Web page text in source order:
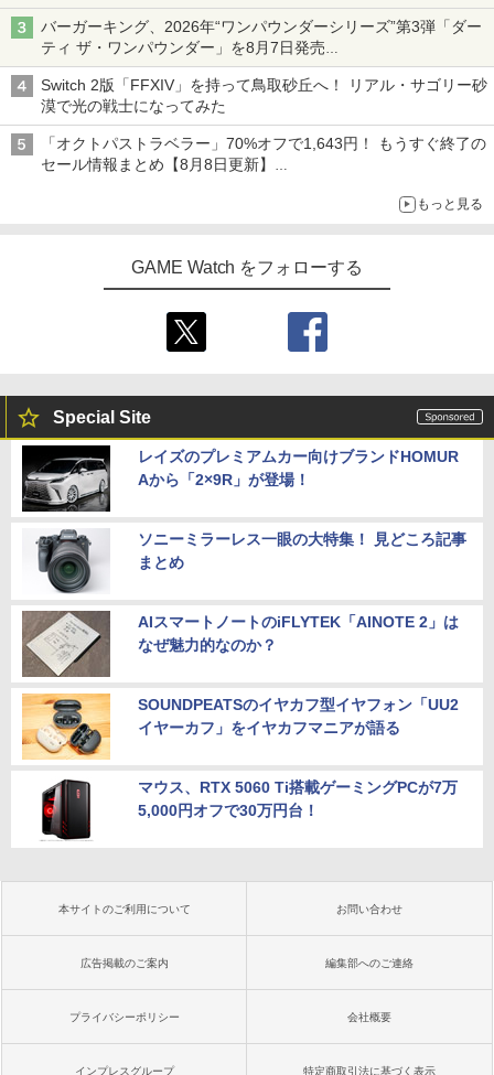
ライン販売開始
バーガーキング、2026年“ワンパウンダーシリーズ”第3弾「ダー
ティ ザ・ワンパウンダー」を8月7日発売
「特製ガーリックマヨソース」を使用した超大型チーズバーガー
Switch 2版「FFXIV」を持って鳥取砂丘へ！ リアル・サゴリー砂
漠で光の戦士になってみた
「オクトパストラベラー」70%オフで1,643円！ もうすぐ終了の
セール情報まとめ【8月8日更新】
もっと見る
GAME Watch をフォローする
Special Site
レイズのプレミアムカー向けブランドHOMUR
Aから「2×9R」が登場！
ソニーミラーレス一眼の大特集！ 見どころ記事
まとめ
AIスマートノートのiFLYTEK「AINOTE 2」は
なぜ魅力的なのか？
SOUNDPEATSのイヤカフ型イヤフォン「UU2
イヤーカフ」をイヤカフマニアが語る
マウス、RTX 5060 Ti搭載ゲーミングPCが7万
5,000円オフで30万円台！
本サイトのご利用について お問い合わせ
広告掲載のご案内 編集部へのご連絡
プライバシーポリシー 会社概要
インプレスグループ 特定商取引法に基づく表示